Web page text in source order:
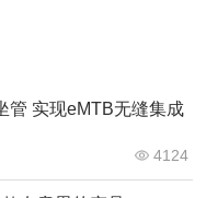
管 实现eMTB无缝集成
4124